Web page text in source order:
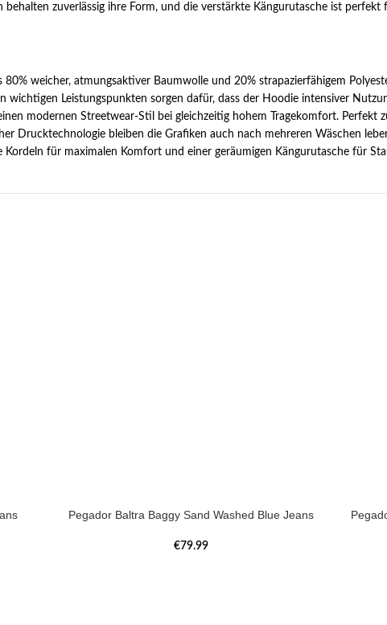
behalten zuverlässig ihre Form, und die verstärkte Kängurutasche ist
80% weicher, atmungsaktiver Baumwolle und 20% strapazierfähigem
wichtigen Leistungspunkten sorgen dafür, dass der Hoodie intensiver
modernen Streetwear-Stil bei gleichzeitig hohem Tragekomfort. Perfekt
Drucktechnologie bleiben die Grafiken auch nach mehreren Wäschen
Kordeln für maximalen Komfort und einer geräumigen Kängurutasche für
Pegador Baltra Baggy Sand Washed Blue Jeans
€79.99